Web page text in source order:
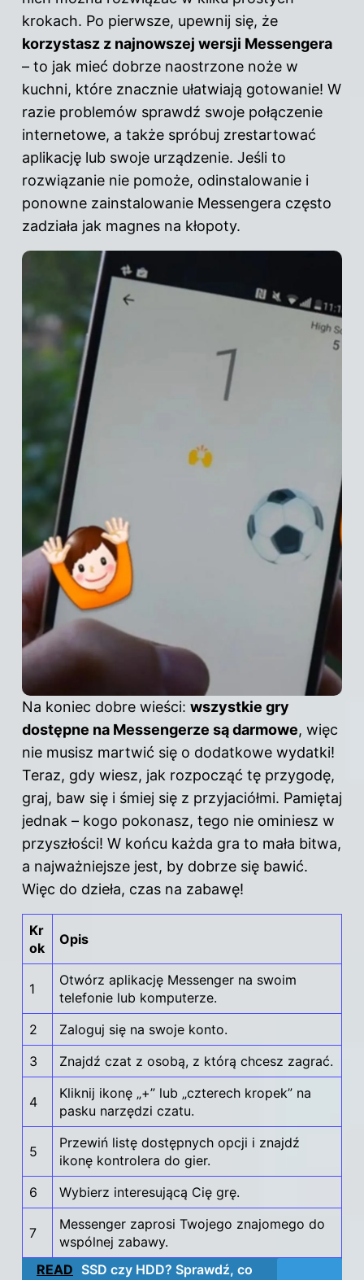
krokach. Po pierwsze, upewnij się, że
korzystasz z najnowszej wersji Messengera
– to jak mieć dobrze naostrzone noże w
kuchni, które znacznie ułatwiają gotowanie! W
razie problemów sprawdź swoje połączenie
internetowe, a także spróbuj zrestartować
aplikację lub swoje urządzenie. Jeśli to
rozwiązanie nie pomoże, odinstalowanie i
ponowne zainstalowanie Messengera często
zadziała jak magnes na kłopoty.
Na koniec dobre wieści: wszystkie gry
dostępne na Messengerze są darmowe, więc
nie musisz martwić się o dodatkowe wydatki!
Teraz, gdy wiesz, jak rozpocząć tę przygodę,
graj, baw się i śmiej się z przyjaciółmi. Pamiętaj
jednak – kogo pokonasz, tego nie ominiesz w
przyszłości! W końcu każda gra to mała bitwa,
a najważniejsze jest, by dobrze się bawić.
Więc do dzieła, czas na zabawę!
Kr
ok
Opis
1
Otwórz aplikację Messenger na swoim
telefonie lub komputerze.
2
Zaloguj się na swoje konto.
3
Znajdź czat z osobą, z którą chcesz zagrać.
4
Kliknij ikonę „+” lub „czterech kropek” na
pasku narzędzi czatu.
5
Przewiń listę dostępnych opcji i znajdź
ikonę kontrolera do gier.
6
Wybierz interesującą Cię grę.
7
Messenger zaprosi Twojego znajomego do
wspólnej zabawy.
READ SSD czy HDD? Sprawdź, co